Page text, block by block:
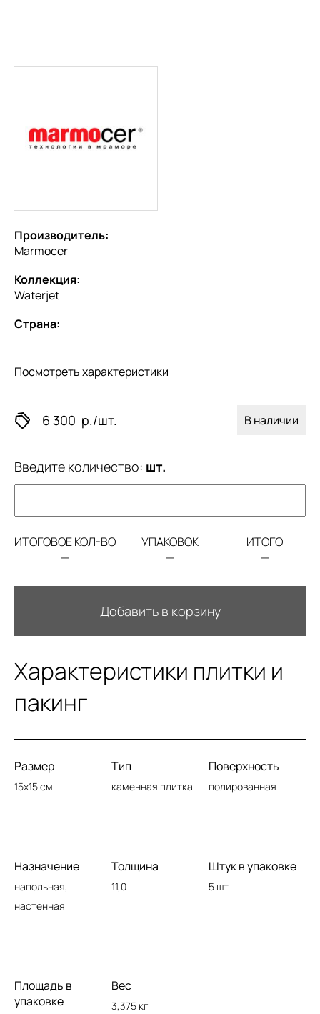
Производитель:
Marmocer
Коллекция:
Waterjet
Страна:
Посмотреть характеристики
6 300 р./шт. В наличии
Введите количество: шт.
ИТОГОВОЕ КОЛ-ВО
—
УПАКОВОК
—
ИТОГО
—
Добавить в корзину
Характеристики плитки и
пакинг
Размер
15x15 см
Тип
каменная плитка
Поверхность
полированная
Назначение
напольная,
настенная
Толщина
11,0
Штук в упаковке
5 шт
Площадь в
упаковке
Вес
3,375 кг